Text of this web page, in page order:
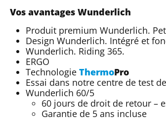
Vos avantages Wunderlich
Produit premium Wunderlich.
Design Wunderlich. Intégré et
Wunderlich. Riding 365.
ERGO
Technologie ThermoPro
Essai dans notre centre de test
Wunderlich 60/5
60 jours de droit de retour –
Garantie de 5 ans incluse